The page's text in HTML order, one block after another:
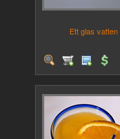
Ett glas vatten